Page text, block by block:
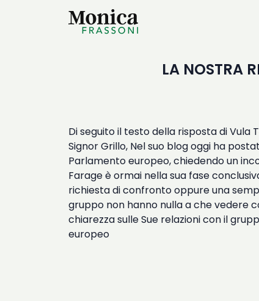
LA NOSTRA
Di seguito il testo della risposta di
Signor Grillo, Nel suo blog oggi ha
Parlamento europeo, chiedendo un
Farage è ormai nella sua fase
richiesta di confronto oppure una
gruppo non hanno nulla a che vedere
chiarezza sulle Sue relazioni con il
europeo